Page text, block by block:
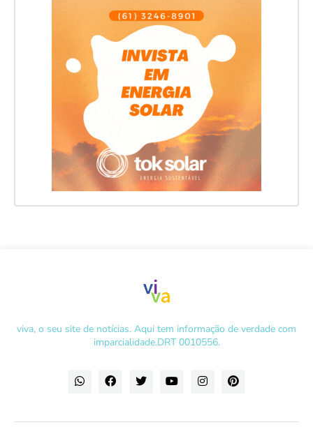
viva, o seu site de notícias. Aqui tem informação de verdade com
imparcialidade.DRT 0010556.